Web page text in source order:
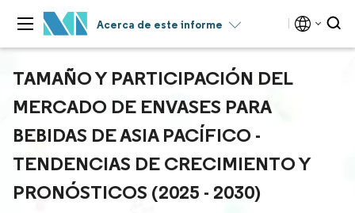
Acerca de este informe
TAMAÑO Y PARTICIPACIÓN DEL
MERCADO DE ENVASES PARA
BEBIDAS DE ASIA PACÍFICO -
TENDENCIAS DE CRECIMIENTO Y
PRONÓSTICOS (2025 - 2030)